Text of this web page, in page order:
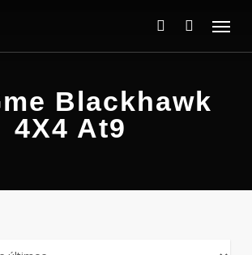
Menu
Blackhawk
4X4 At9